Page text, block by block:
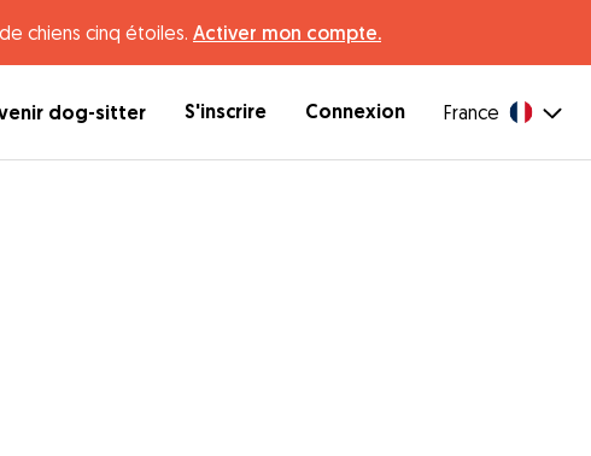
chiens cinq étoiles. Activer mon compte.
dog-sitter S'inscrire Connexion France